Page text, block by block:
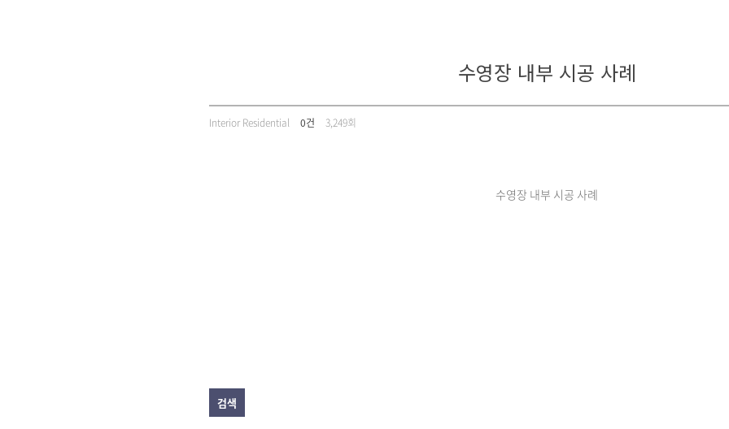
수영장 내부 시공 사례
Interior Residential 0건 3,249회
수영장 내부 시공 사례
검색